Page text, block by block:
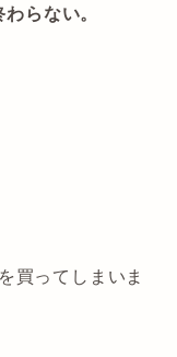
らない。
買ってしまいま